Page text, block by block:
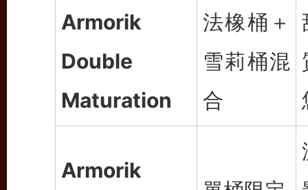
Armorik
Double
Maturation
法橡桶＋
雪莉桶混
合
Armorik